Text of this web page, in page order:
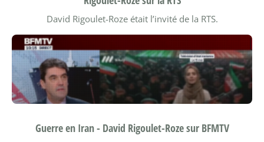
David Rigoulet-Roze était l’invité de la RTS.
Guerre en Iran - David Rigoulet-Roze sur BFMTV